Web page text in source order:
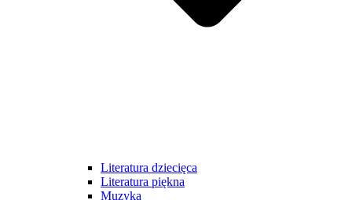
Literatura dziecięca
Literatura piękna
Muzyka